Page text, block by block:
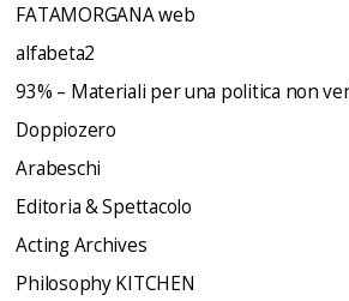
FATAMORGANA web
alfabeta2
93% – Materiali per una politica non
Doppiozero
Arabeschi
Editoria & Spettacolo
Acting Archives
Philosophy KITCHEN